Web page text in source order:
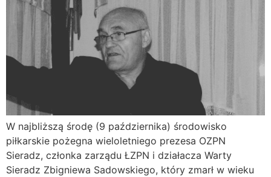
W najbliższą środę (9 października) środowisko
piłkarskie pożegna wieloletniego prezesa OZPN
Sieradz, członka zarządu ŁZPN i działacza Warty
Sieradz Zbigniewa Sadowskiego, który zmarł w wieku